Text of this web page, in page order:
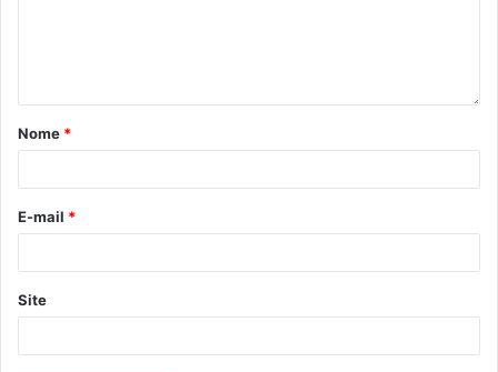
Nome *
E-mail *
Site